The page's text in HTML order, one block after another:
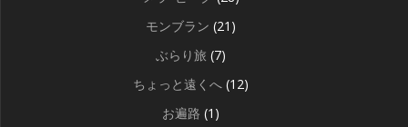
モンブラン (21)
ぶらり旅 (7)
ちょっと遠くへ (12)
お遍路 (1)